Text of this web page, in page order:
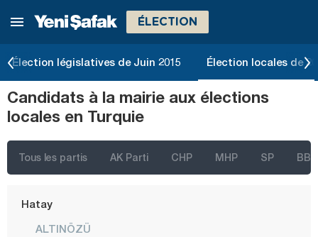
ÉLECTION
Élection législatives de Juin 2015 Élection locales de
Candidats à la mairie aux élections
locales en Turquie
Tous les partis AK Parti CHP MHP SP BBP
Erzincan
Gaziantep
Giresun
Hakkari
Hatay
ALTINÖZÜ